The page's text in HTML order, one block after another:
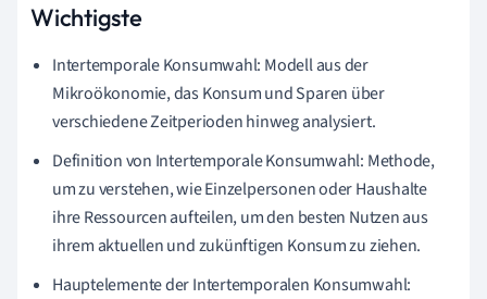
Wichtigste
Intertemporale Konsumwahl: Modell aus der
Mikroökonomie, das Konsum und Sparen über
verschiedene Zeitperioden hinweg analysiert.
Definition von Intertemporale Konsumwahl: Methode,
um zu verstehen, wie Einzelpersonen oder Haushalte
ihre Ressourcen aufteilen, um den besten Nutzen aus
ihrem aktuellen und zukünftigen Konsum zu ziehen.
Hauptelemente der Intertemporalen Konsumwahl: